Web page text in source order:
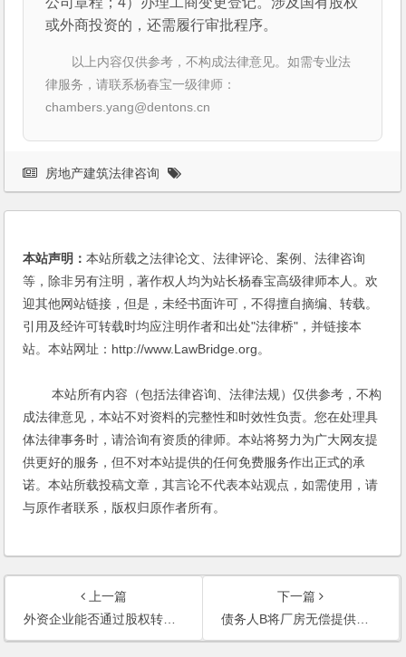
或外商投资的，还需履行审批程序。
以上内容仅供参考，不构成法律意见。如需专业法
律服务，请联系杨春宝一级律师：
chambers.yang@dentons.cn
房地产建筑法律咨询
本站声明：本站所载之法律论文、法律评论、案例、法律咨询
等，除非另有注明，著作权人均为站长杨春宝高级律师本人。欢
迎其他网站链接，但是，未经书面许可，不得擅自摘编、转载。
引用及经许可转载时均应注明作者和出处"法律桥"，并链接本
站。本站网址：http://www.LawBridge.org。
本站所有内容（包括法律咨询、法律法规）仅供参考，不构
成法律意见，本站不对资料的完整性和时效性负责。您在处理具
体法律事务时，请洽询有资质的律师。本站将努力为广大网友提
供更好的服务，但不对本站提供的任何免费服务作出正式的承
诺。本站所载投稿文章，其言论不代表本站观点，如需使用，请
与原作者联系，版权归原作者所有。
上一篇
外资企业能否通过股权转让方式入股一家房地产公司？如何操作？(2006)
下一篇
债务人B将厂房无偿提供给C企业使用，可否将B及C同时列为被告？